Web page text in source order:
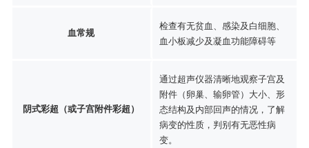
血常规
检查有无贫血、感染及白细胞、
血小板减少及凝血功能障碍等
阴式彩超（或子宫附件彩超）
通过超声仪器清晰地观察子宫及
附件（卵巢、输卵管）大小、形
态结构及内部回声的情况，了解
病变的性质，判别有无恶性病
变。